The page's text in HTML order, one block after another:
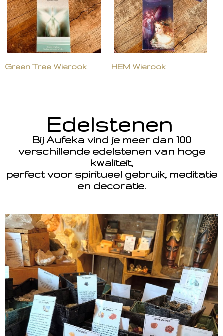
Green Tree Wierook HEM Wierook
Edelstenen
Bij Aufeka vind je meer dan 100
verschillende edelstenen van hoge
kwaliteit,
perfect voor spiritueel gebruik, meditatie
en decoratie.